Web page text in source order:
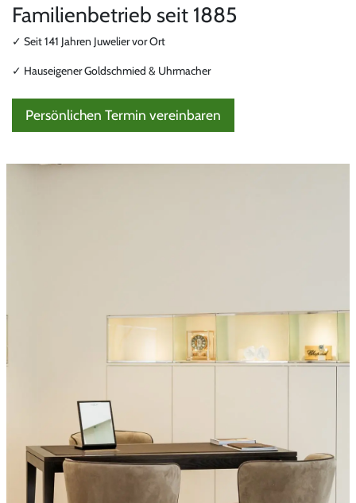
Familienbetrieb seit 1885
✓ Seit 141 Jahren Juwelier vor Ort
✓ Hauseigener Goldschmied & Uhrmacher
Persönlichen Termin vereinbaren